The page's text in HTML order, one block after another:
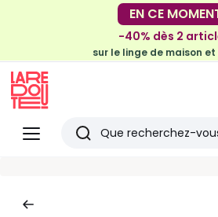
-30€ tous les
sur le meuble & la
EN CE
-40% dès 2
sur le linge de maison
Menu
Redoute
Rechercher